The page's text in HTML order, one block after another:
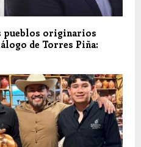
pueblos originarios
de Torres Piña: